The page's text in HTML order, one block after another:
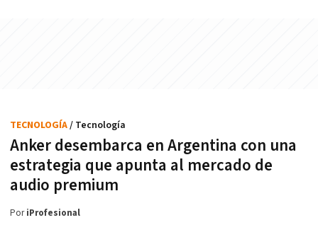
Anker desembarca en Argentina con una
estrategia que apunta al mercado de
audio premium
TECNOLOGÍA/ Tecnología
PoriProfesional